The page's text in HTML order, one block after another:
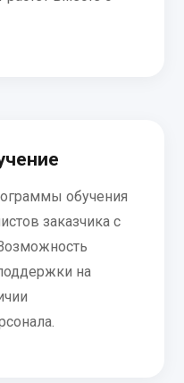
обучения
заказчика с
на